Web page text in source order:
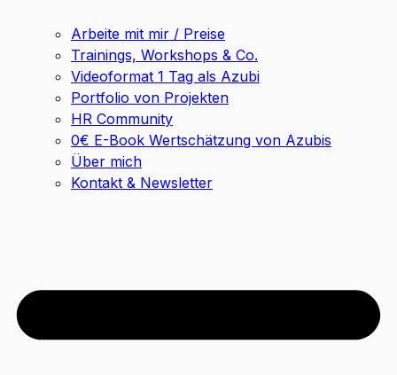
Arbeite mit mir / Preise
Trainings, Workshops & Co.
Videoformat 1 Tag als Azubi
Portfolio von Projekten
HR Community
0€ E-Book Wertschätzung von Azubis
Über mich
Kontakt & Newsletter